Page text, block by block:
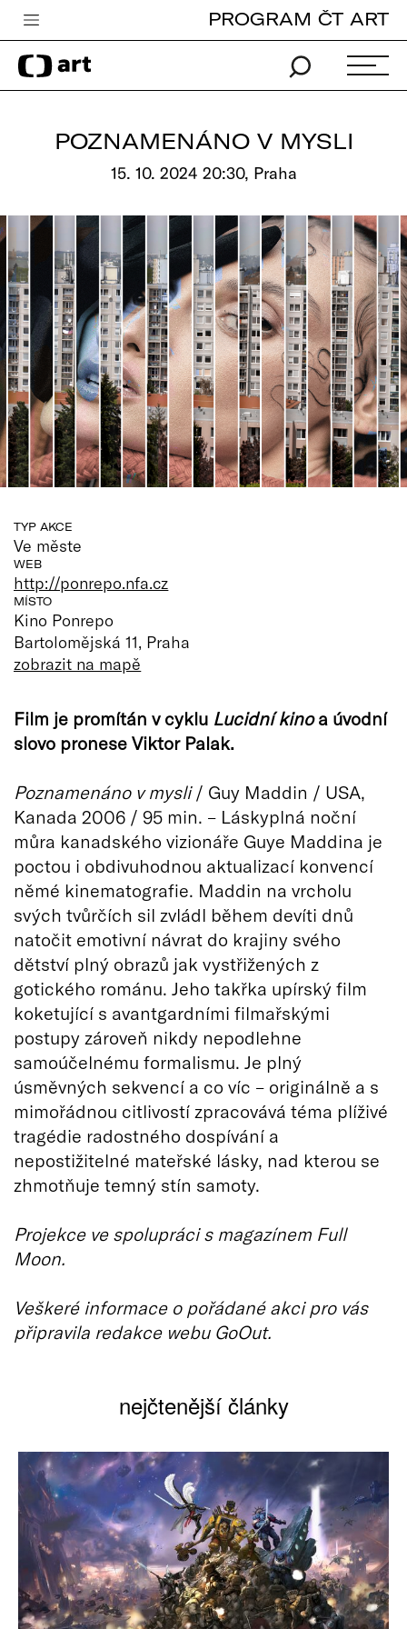
Česká televize
Zpravodajství
Pro děti
edu
Vše o ČT
PROGRAM ČT ART
POZNAMENÁNO V MYSLI
15. 10. 2024 20:30, Praha
TYP AKCE
Ve měste
WEB
http://ponrepo.nfa.cz
MÍSTO
Kino Ponrepo
Bartolomějská 11, Praha
zobrazit na mapě
Film je promítán v cyklu Lucidní kinoa úvodní
slovo pronese Viktor Palak.
Poznamenáno v mysli/ Guy Maddin / USA,
Kanada 2006 / 95 min. – Láskyplná noční
můra kanadského vizionáře Guye Maddina je
poctou i obdivuhodnou aktualizací konvencí
němé kinematografie. Maddin na vrcholu
svých tvůrčích sil zvládl během devíti dnů
natočit emotivní návrat do krajiny svého
dětství plný obrazů jak vystřižených z
gotického románu. Jeho takřka upírský film
koketující s avantgardními filmařskými
postupy zároveň nikdy nepodlehne
samoúčelnému formalismu. Je plný
úsměvných sekvencí a co víc – originálně a s
mimořádnou citlivostí zpracovává téma plíživé
tragédie radostného dospívání a
nepostižitelné mateřské lásky, nad kterou se
zhmotňuje temný stín samoty.
Projekce ve spolupráci s magazínem Full
Moon.
Veškeré informace o pořádané akci pro vás
připravila redakce webu GoOut.
nejčtenější články